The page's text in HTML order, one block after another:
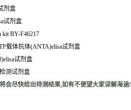
剂盒
试剂盒
kit BY-F46217
载体抗体(ANTA)elisa试剂盒
试剂盒
测试剂盒
会尽快给出待测结果,如有不便望大家谅解海涵!